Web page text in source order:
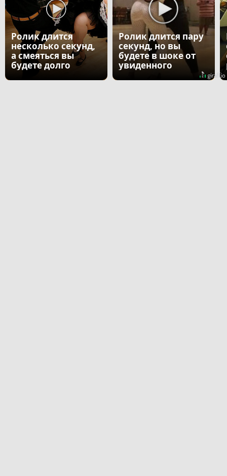
Ролик длится
несколько секунд,
а смеяться вы
будете долго
Ролик длится пару
секунд, но вы
будете в шоке от
увиденного